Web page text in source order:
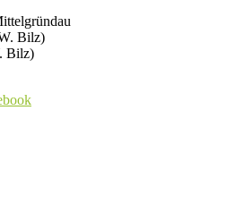
werden
Bilz)
Bilz)